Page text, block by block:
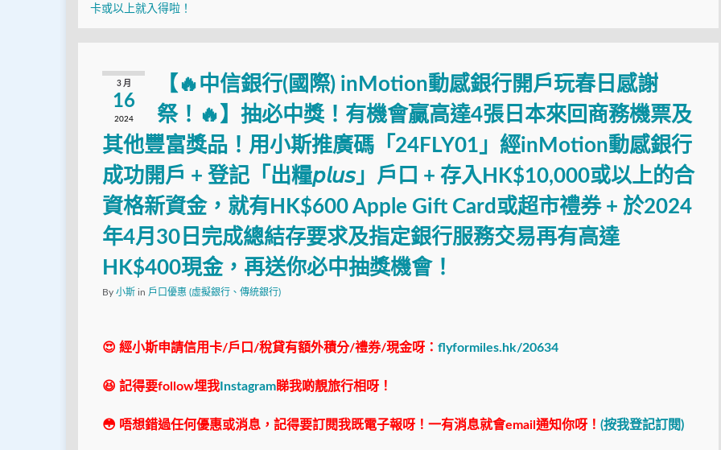
卡或以上就入得啦！
3 月
16
2024
【🔥中信銀行(國際) inMotion動感銀行開戶玩春日感謝
祭！🔥】抽必中獎！有機會贏高達4張日本來回商務機票及
其他豐富獎品！用小斯推廣碼「24FLY01」經inMotion動感銀行
成功開戶 + 登記「出糧𝘱𝘭𝘶𝘴」戶口 + 存入HK$10,000或以上的合
資格新資金，就有HK$600 Apple Gift Card或超市禮券 + 於2024
年4月30日完成總結存要求及指定銀行服務交易再有高達
HK$400現金，再送你必中抽獎機會！
By 小斯 in 戶口優惠 (虛擬銀行、傳統銀行)
😍 經小斯申請信用卡/戶口/稅貸有額外積分/禮券/現金呀： flyformiles.hk/20634
😆 記得要follow埋我 Instagram睇我啲靚旅行相呀！
😳 唔想錯過任何優惠或消息，記得要訂閱我既電子報呀！一有消息就會email通知你呀！ (按我登記訂閱)